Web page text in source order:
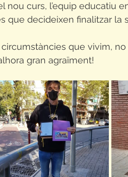
nou curs, l’equip educatiu
que decideixen finalitzar la
que vivim,
gran agraïment!